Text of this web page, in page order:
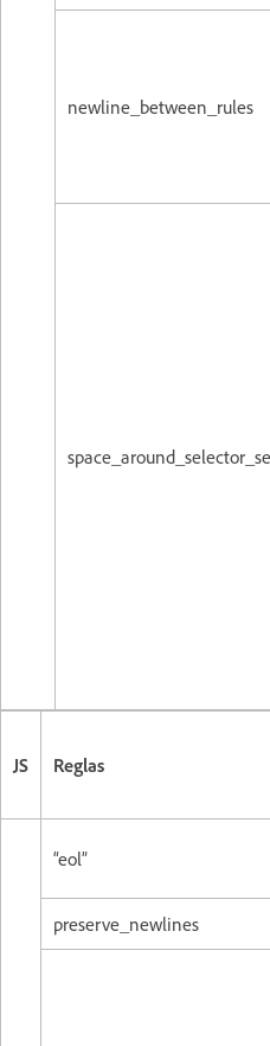
newline_between_rules
JS Reglas
“eol”
preserve_newlines